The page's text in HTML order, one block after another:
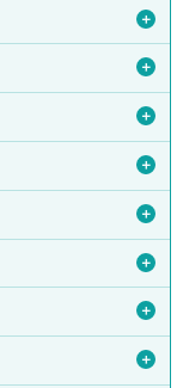
＋
＋
＋
＋
＋
＋
＋
＋